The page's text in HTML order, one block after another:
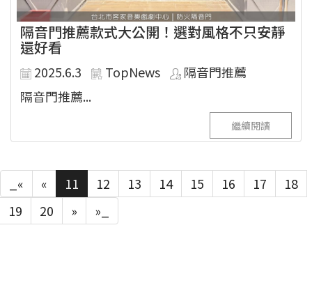
隔音門推薦款式大公開！選對風格不只安靜
還好看
2025.6.3 TopNews
隔音門推薦
隔音門推薦...
繼續閱讀
_« « 11 12 13 14 15 16 17
18
19
20 » »_